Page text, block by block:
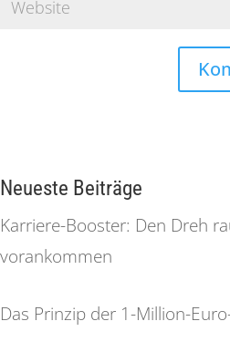
Neueste Beiträge
Karriere-Booster: Den Dreh
vorankommen
Das Prinzip der 1-Million-